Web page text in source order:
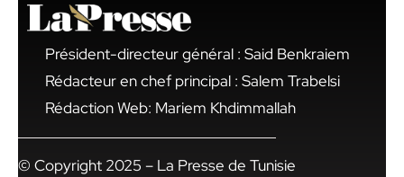
Président-directeur général : Said Benkraiem
Rédacteur en chef principal : Salem Trabelsi
Rédaction Web: Mariem Khdimmallah
© Copyright 2025 – La Presse de Tunisie